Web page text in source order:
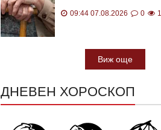
09:44 07.08.2026 0
Виж още
ДНЕВЕН ХОРОСКОП